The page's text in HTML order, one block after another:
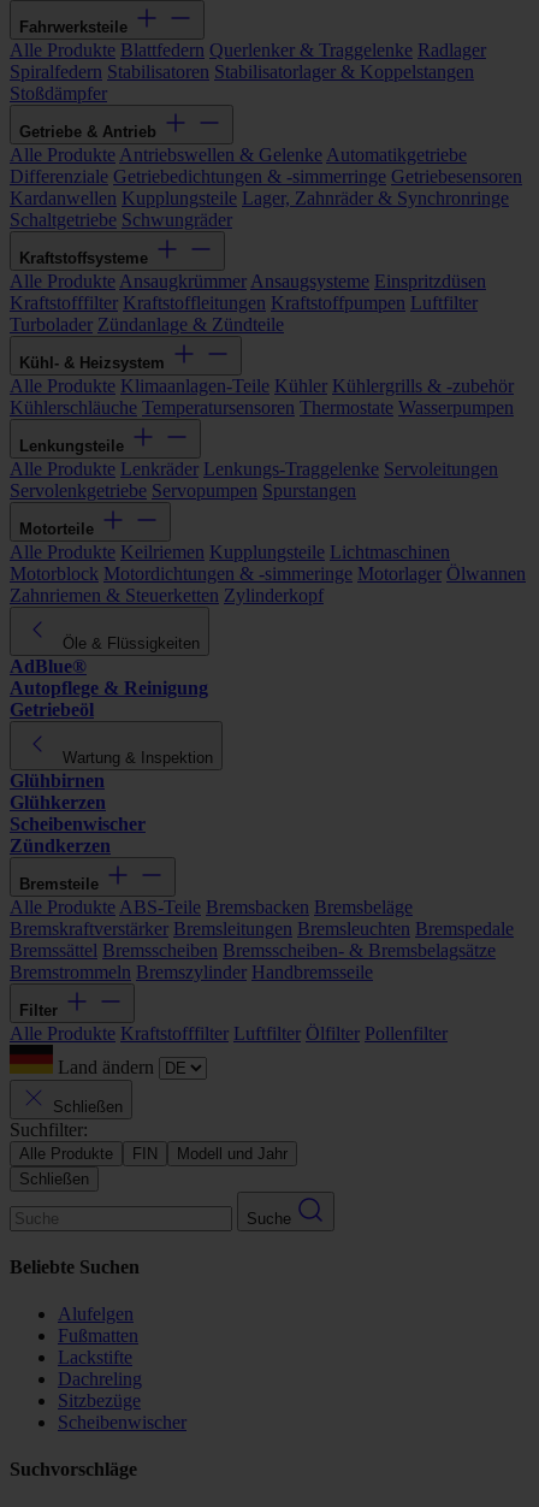
Fahrwerksteile
Alle Produkte Blattfedern Querlenker & Traggelenke Radlager
Spiralfedern Stabilisatoren Stabilisatorlager & Koppelstangen
Stoßdämpfer
Getriebe & Antrieb
Alle Produkte Antriebswellen & Gelenke Automatikgetriebe
Differenziale Getriebedichtungen & -simmerringe Getriebesensoren
Kardanwellen Kupplungsteile Lager, Zahnräder & Synchronringe
Schaltgetriebe Schwungräder
Kraftstoffsysteme
Alle Produkte Ansaugkrümmer Ansaugsysteme Einspritzdüsen
Kraftstofffilter Kraftstoffleitungen Kraftstoffpumpen Luftfilter
Turbolader Zündanlage & Zündteile
Kühl- & Heizsystem
Alle Produkte Klimaanlagen-Teile Kühler Kühlergrills & -zubehör
Kühlerschläuche Temperatursensoren Thermostate Wasserpumpen
Lenkungsteile
Alle Produkte Lenkräder Lenkungs-Traggelenke Servoleitungen
Servolenkgetriebe Servopumpen Spurstangen
Motorteile
Alle Produkte Keilriemen Kupplungsteile Lichtmaschinen
Motorblock Motordichtungen & -simmeringe Motorlager Ölwannen
Zahnriemen & Steuerketten Zylinderkopf
Öle & Flüssigkeiten
AdBlue®
Autopflege & Reinigung
Getriebeöl
Wartung & Inspektion
Glühbirnen
Glühkerzen
Scheibenwischer
Zündkerzen
Bremsteile
Alle Produkte ABS-Teile Bremsbacken Bremsbeläge
Bremskraftverstärker Bremsleitungen Bremsleuchten Bremspedale
Bremssättel Bremsscheiben Bremsscheiben- & Bremsbelagsätze
Bremstrommeln Bremszylinder Handbremsseile
Filter
Alle Produkte Kraftstofffilter Luftfilter Ölfilter Pollenfilter
Land ändern
Schließen
Suchfilter:
Alle Produkte FIN
Modell und Jahr
Schließen
Suche
Beliebte Suchen
Alufelgen
Fußmatten
Lackstifte
Dachreling
Sitzbezüge
Scheibenwischer
Suchvorschläge